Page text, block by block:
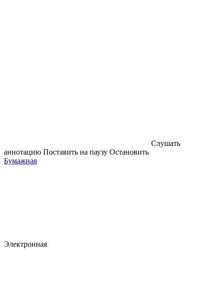
Слушать
аннотацию Поставить на паузу Остановить
Бумажная
Электронная